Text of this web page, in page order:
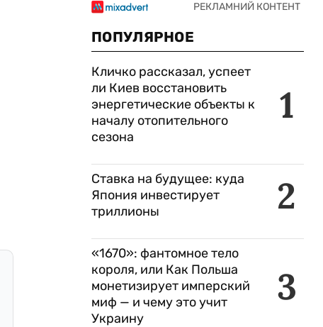
ПОПУЛЯРНОЕ
1
Кличко рассказал, успеет
ли Киев восстановить
энергетические объекты к
началу отопительного
сезона
2
Ставка на будущее: куда
Япония инвестирует
триллионы
3
«1670»: фантомное тело
короля, или Как Польша
монетизирует имперский
миф — и чему это учит
Украину